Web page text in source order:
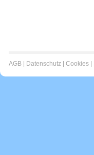
AGB Datenschutz Cookies